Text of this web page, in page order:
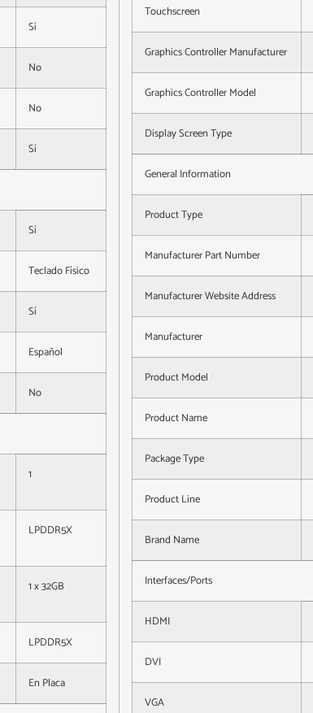
Sí
No
No
Sí
Sí
Teclado Físico
Sí
Español
No
1
LPDDR5X
1 x 32GB
LPDDR5X
En Placa
Touchscreen
Graphics Controller Manufacturer
Graphics Controller Model
Display Screen Type
General Information
Product Type
Manufacturer Part Number
Manufacturer Website Address
Manufacturer
Product Model
Product Name
Package Type
Product Line
Brand Name
Interfaces/Ports
HDMI
DVI
VGA